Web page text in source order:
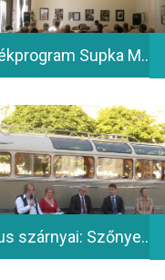
Emlékprogram Supka Magdolna Széchenyi-díjas művészettörténész születésének 100. évfordulójára - 2014.06.11.
Ikarus szárnyai: Szőnyegi Hajnalka könyvbemutatója - 2014.06.13.